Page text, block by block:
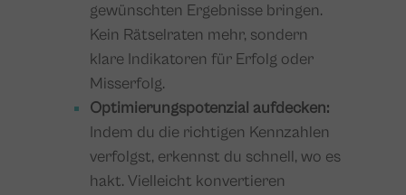
gewünschten Ergebnisse bringen.
Kein Rätselraten mehr, sondern
klare Indikatoren für Erfolg oder
Misserfolg.
Optimierungspotenzial aufdecken:
Indem du die richtigen Kennzahlen
verfolgst, erkennst du schnell, wo es
hakt. Vielleicht konvertieren